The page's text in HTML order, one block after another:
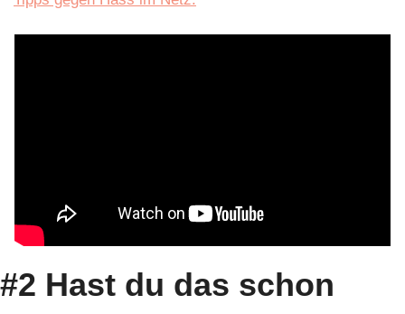
#2 Hast du das schon